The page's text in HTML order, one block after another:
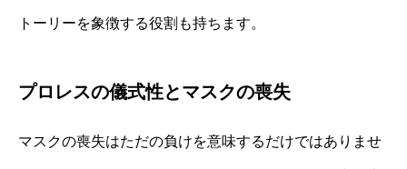
トーリーを象徴する役割も持ちます。
プロレスの儀式性とマスクの喪失
マスクの喪失はただの負けを意味するだけではありませ